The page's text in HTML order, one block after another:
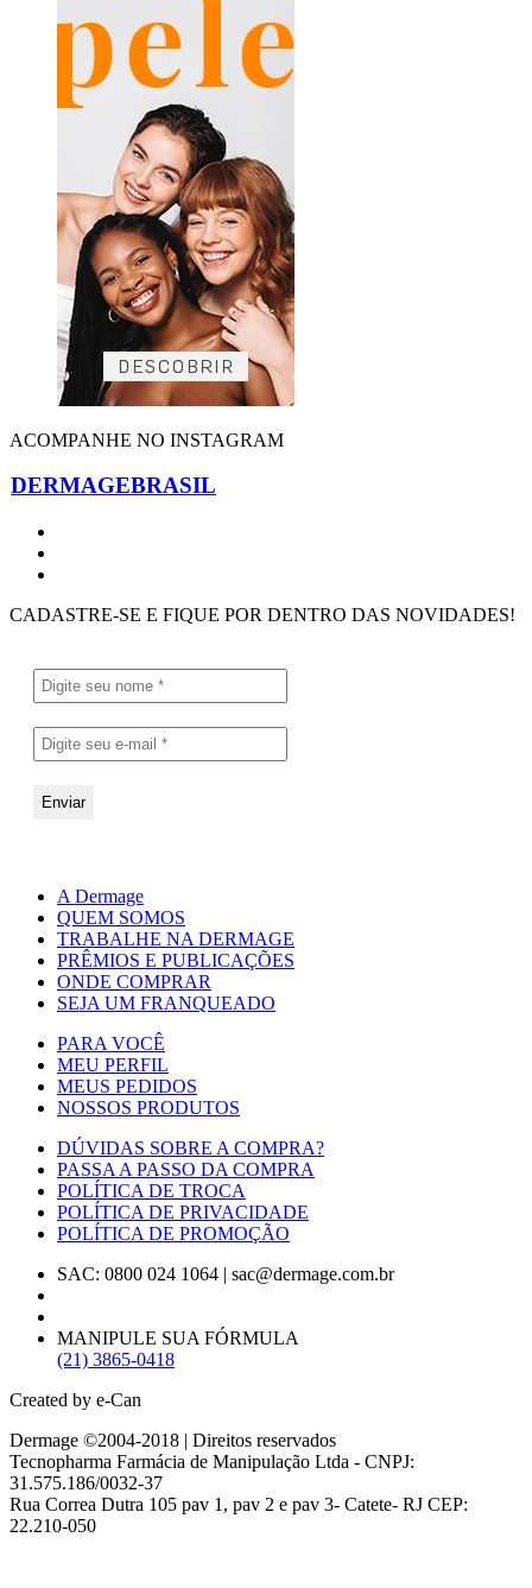
ACOMPANHE NO INSTAGRAM
DERMAGEBRASIL
CADASTRE-SE E FIQUE POR DENTRO DAS NOVIDADES!
A Dermage
QUEM SOMOS
TRABALHE NA DERMAGE
PRÊMIOS E PUBLICAÇÕES
ONDE COMPRAR
SEJA UM FRANQUEADO
PARA VOCÊ
MEU PERFIL
MEUS PEDIDOS
NOSSOS PRODUTOS
DÚVIDAS SOBRE A COMPRA?
PASSA A PASSO DA COMPRA
POLÍTICA DE TROCA
POLÍTICA DE PRIVACIDADE
POLÍTICA DE PROMOÇÃO
SAC: 0800 024 1064 | sac@dermage.com.br
MANIPULE SUA FÓRMULA
(21) 3865-0418
Created by e-Can
Dermage ©2004-2018 | Direitos reservados
Tecnopharma Farmácia de Manipulação Ltda - CNPJ:
31.575.186/0032-37
Rua Correa Dutra 105 pav 1, pav 2 e pav 3- Catete- RJ CEP:
22.210-050